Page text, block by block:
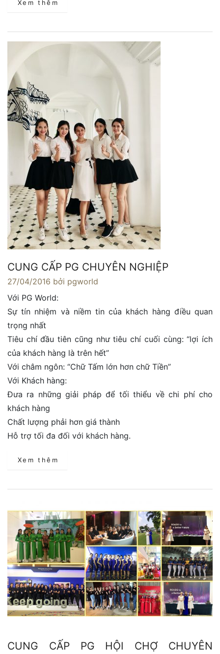
Xem thêm
CUNG CẤP PG CHUYÊN NGHIỆP
27/04/2016 bởi pgworld
Với PG World:
Sự tín nhiệm và niềm tin của khách hàng điều quan
trọng nhất
Tiêu chí đầu tiên cũng như tiêu chí cuối cùng: “lợi ích
của khách hàng là trên hết”
Với châm ngôn: “Chữ Tấm lớn hơn chữ Tiền”
Với Khách hàng:
Đưa ra những giải pháp để tối thiểu về chi phí cho
khách hàng
Chất lượng phải hơn giá thành
Hỗ trợ tối đa đối với khách hàng.
Xem thêm
CUNG CẤP PG HỘI CHỢ CHUYÊN